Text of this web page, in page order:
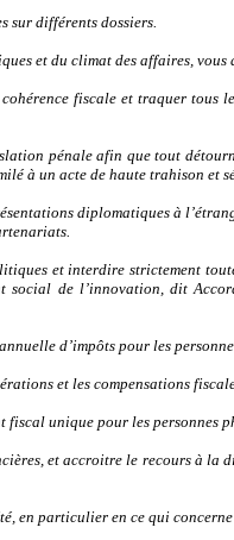
sur différents dossiers.
et du climat des affaires, vous
fiscale et traquer tous
pénale afin que tout
à un acte de haute trahison et
diplomatiques à
et interdire strictement
social de l’innovation, dit
d’impôts pour les
et les compensations
unique pour les personnes
et accroitre le recours à la
en particulier en ce qui